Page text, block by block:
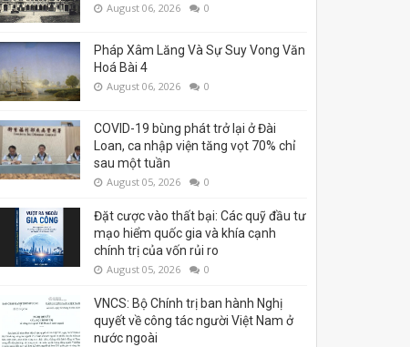
August 06, 2026 0
Pháp Xâm Lăng Và Sự Suy Vong Văn
Hoá Bài 4
August 06, 2026 0
COVID-19 bùng phát trở lại ở Đài
Loan, ca nhập viện tăng vọt 70% chỉ
sau một tuần
August 05, 2026 0
Đặt cược vào thất bại: Các quỹ đầu tư
mạo hiểm quốc gia và khía cạnh
chính trị của vốn rủi ro
August 05, 2026 0
VNCS: Bộ Chính trị ban hành Nghị
quyết về công tác người Việt Nam ở
nước ngoài